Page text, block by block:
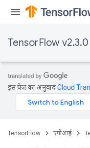
TensorFlow v2.3.0
इस पेज का अनुवादCloud
TensorFlow एपीआई